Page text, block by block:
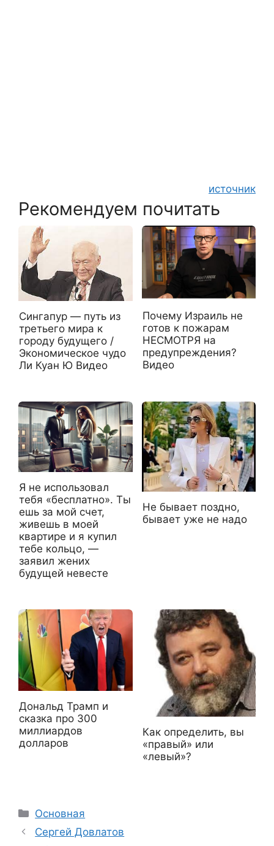
источник
Рекомендуем почитать
Сингапур — путь из
третьего мира к
городу будущего /
Экономическое чудо
Ли Куан Ю Видео
Почему Израиль не
готов к пожарам
НЕСМОТРЯ на
предупреждения?
Видео
Я не использовал
тебя «бесплатно». Ты
ешь за мой счет,
живешь в моей
квартире и я купил
тебе кольцо, —
заявил жених
будущей невесте
Не бывает поздно,
бывает уже не надо
Дональд Трамп и
сказка про 300
миллиардов
долларов
Как определить, вы
«правый» или
«левый»?
Рубрики
Основная
Сергей Довлатов